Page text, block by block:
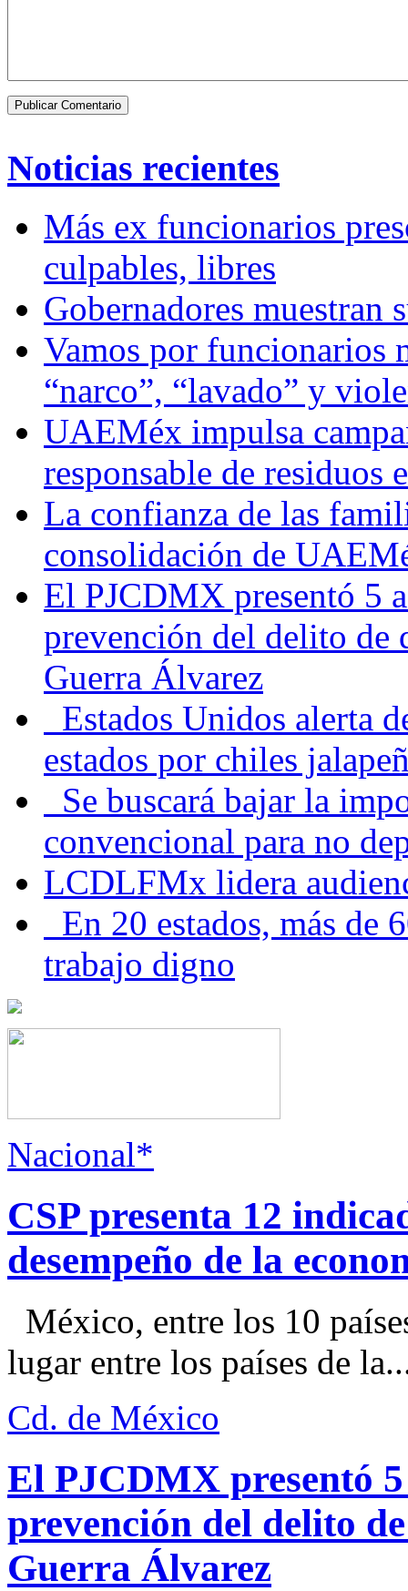
Noticias recientes
Más ex funcionarios
culpables, libres
Gobernadores muestran
Vamos por funcionarios
“narco”, “lavado” y
UAEMéx impulsa
responsable de residuos
La confianza de las
consolidación de
El PJCDMX presentó 5
prevención del delito de
Guerra Álvarez
Estados Unidos alerta
estados por chiles
Se buscará bajar la
convencional para no
LCDLFMx lidera
En 20 estados, más de
trabajo digno
Nacional*
CSP presenta 12
desempeño de la
México, entre los 10
lugar entre los países de
Cd. de México
El PJCDMX presentó
prevención del delito
Guerra Álvarez